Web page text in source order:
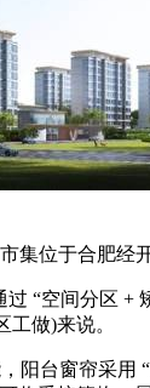
位于合肥经开
“空间分区 +
做)来说。
阳台窗帘采用